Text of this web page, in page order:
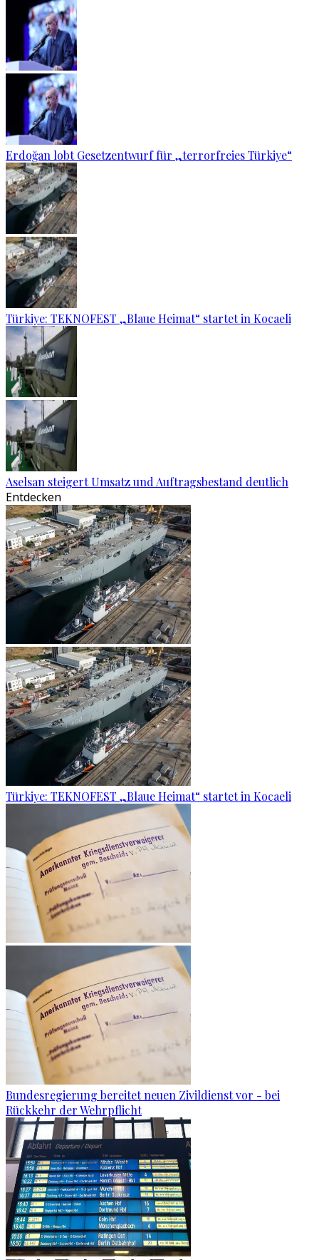
Erdoğan lobt Gesetzentwurf für „terrorfreies Türkiye“
Türkiye: TEKNOFEST „Blaue Heimat“ startet in Kocaeli
Aselsan steigert Umsatz und Auftragsbestand deutlich
Entdecken
Türkiye: TEKNOFEST „Blaue Heimat“ startet in Kocaeli
Bundesregierung bereitet neuen Zivildienst vor - bei
Rückkehr der Wehrpflicht